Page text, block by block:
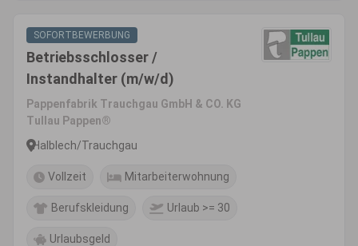
SOFORTBEWERBUNG
Betriebsschlosser /
Instandhalter (m/w/d)
Pappenfabrik Trauchgau GmbH & CO. KG
Tullau Pappen®
Halblech/Trauchgau
Vollzeit Mitarbeiterwohnung
Berufskleidung Urlaub >= 30
Urlaubsgeld